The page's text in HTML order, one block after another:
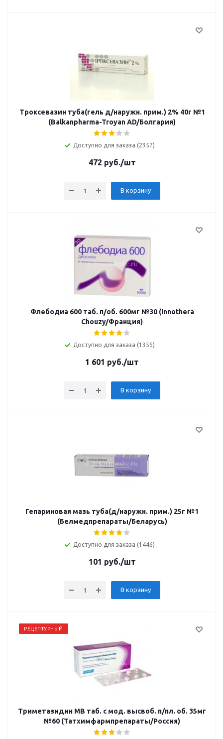
Троксевазин туба(гель д/наружн. прим.) 2% 40г №1
(Balkanpharma-Troyan AD/Болгария)
Доступно для заказа (2357)
472 руб./шт
В корзину
Флебодиа 600 таб. п/об. 600мг №30 (Innothera
Chouzy/Франция)
Доступно для заказа (1355)
1 601 руб./шт
В корзину
Гепариновая мазь туба(д/наружн. прим.) 25г №1
(Белмедпрепараты/Беларусь)
Доступно для заказа (1446)
101 руб./шт
В корзину
РЕЦЕПТУРНЫЙ
Триметазидин МВ таб. с мод. высвоб. п/пл. об. 35мг
№60 (Татхимфармпрепараты/Россия)